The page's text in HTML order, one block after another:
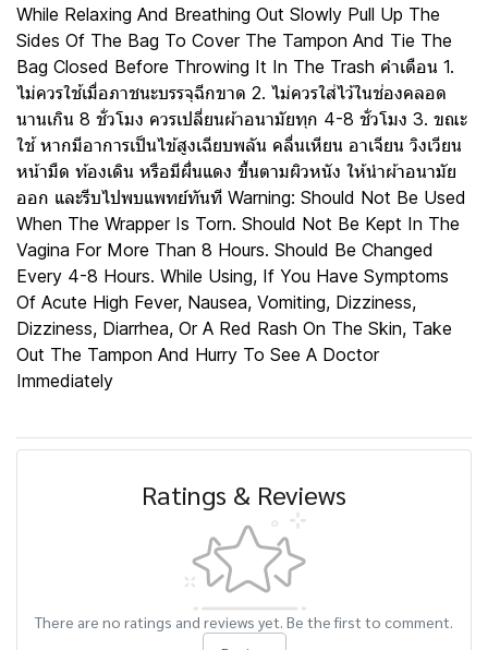
While Relaxing And Breathing Out Slowly Pull Up The
Sides Of The Bag To Cover The Tampon And Tie The
Bag Closed Before Throwing It In The Trash คำเตือน 1.
ไม่ควรใช้เมื่อภาชนะบรรจุฉีกขาด 2. ไม่ควรใส่ไว้ในช่องคลอด
นานเกิน 8 ชั่วโมง ควรเปลี่ยนผ้าอนามัยทุก 4-8 ชั่วโมง 3. ขณะ
ใช้ หากมีอาการเป็นไข้สูงเฉียบพลัน คลื่นเหียน อาเจียน วิงเวียน
หน้ามืด ท้องเดิน หรือมีผื่นแดง ขึ้นตามผิวหนัง ให้นำผ้าอนามัย
ออก และรีบไปพบแพทย์ทันที Warning: Should Not Be Used
When The Wrapper Is Torn. Should Not Be Kept In The
Vagina For More Than 8 Hours. Should Be Changed
Every 4-8 Hours. While Using, If You Have Symptoms
Of Acute High Fever, Nausea, Vomiting, Dizziness,
Dizziness, Diarrhea, Or A Red Rash On The Skin, Take
Out The Tampon And Hurry To See A Doctor
Immediately
Ratings & Reviews
There are no ratings and reviews yet. Be the first to comment.